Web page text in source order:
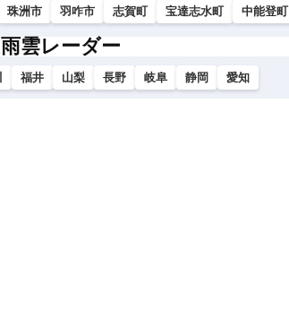
珠洲市 羽咋市 志賀町 宝達志水町 中能登町
雲レーダー
福井 山梨 長野 岐阜 静岡 愛知